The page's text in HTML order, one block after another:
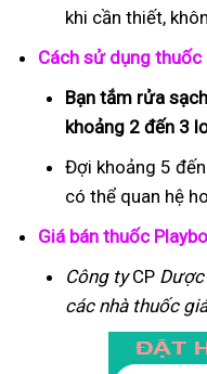
khi cần thiết,
Cách sử dụng thuốc
Bạn tắm rửa
khoảng 2 đến 3
Đợi khoảng 5
có thể quan hệ
Giá bán thuốc
Công tyCP
các nhà thuốc